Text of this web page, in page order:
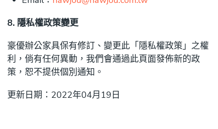
8. 隱私權政策變更
豪優辦公家具保有修訂、變更此「隱私權政策」之權
利，倘有任何異動，我們會通過此頁面發佈新的政
策，恕不提供個別通知。
更新日期：2022年04月19日